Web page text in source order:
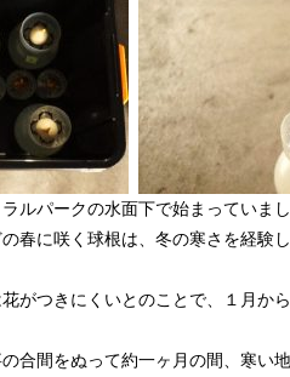
ルパークの水面下で始まっていま
春に咲く球根は、冬の寒さを経験
がつきにくいとのことで、１月か
合間をぬって約一ヶ月の間、寒い